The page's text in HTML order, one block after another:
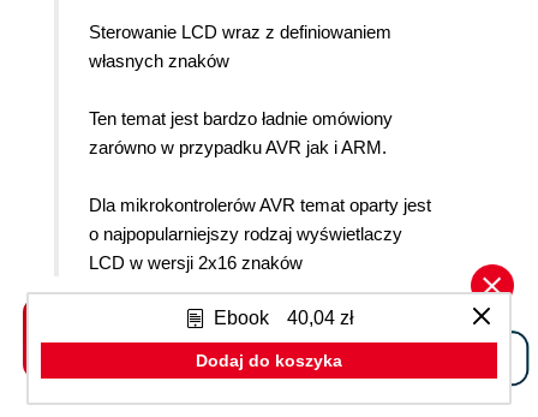
Sterowanie LCD wraz z definiowaniem
własnych znaków
Ten temat jest bardzo ładnie omówiony
zarówno w przypadku AVR jak i ARM.
Dla mikrokontrolerów AVR temat oparty jest
o najpopularniejszy rodzaj wyświetlaczy
LCD w wersji 2x16 znaków
wykorzystujących sterownik HD44780.
Całość oczywiście we wszystkich czterech
językach. W przypadku ARM poznasz
wykorzystać wyświetlacz z telefonu
Siemens S65.
Ebook 40,04 zł
Dodaj do koszyka